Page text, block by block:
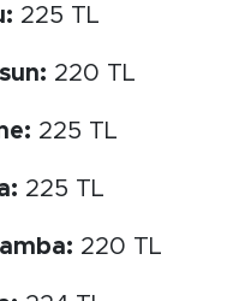
225 TL
220 TL
225 TL
225 TL
220 TL